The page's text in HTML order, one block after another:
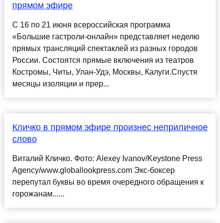
прямом эфире
С 16 по 21 июня всероссийская программа
«Большие гастроли-онлайн» представляет неделю
прямых трансляций спектаклей из разных городов
России. Состоятся прямые включения из театров
Костромы, Читы, Улан-Удэ, Москвы, Калуги.Спустя
месяцы изоляции и прер...
Кличко в прямом эфире произнес неприличное
слово
Виталий Кличко. Фото: Alexey Ivanov/Keystone Press
Agency/www.globallookpress.com Экс-боксер
перепутал буквы во время очередного обращения к
горожанам......